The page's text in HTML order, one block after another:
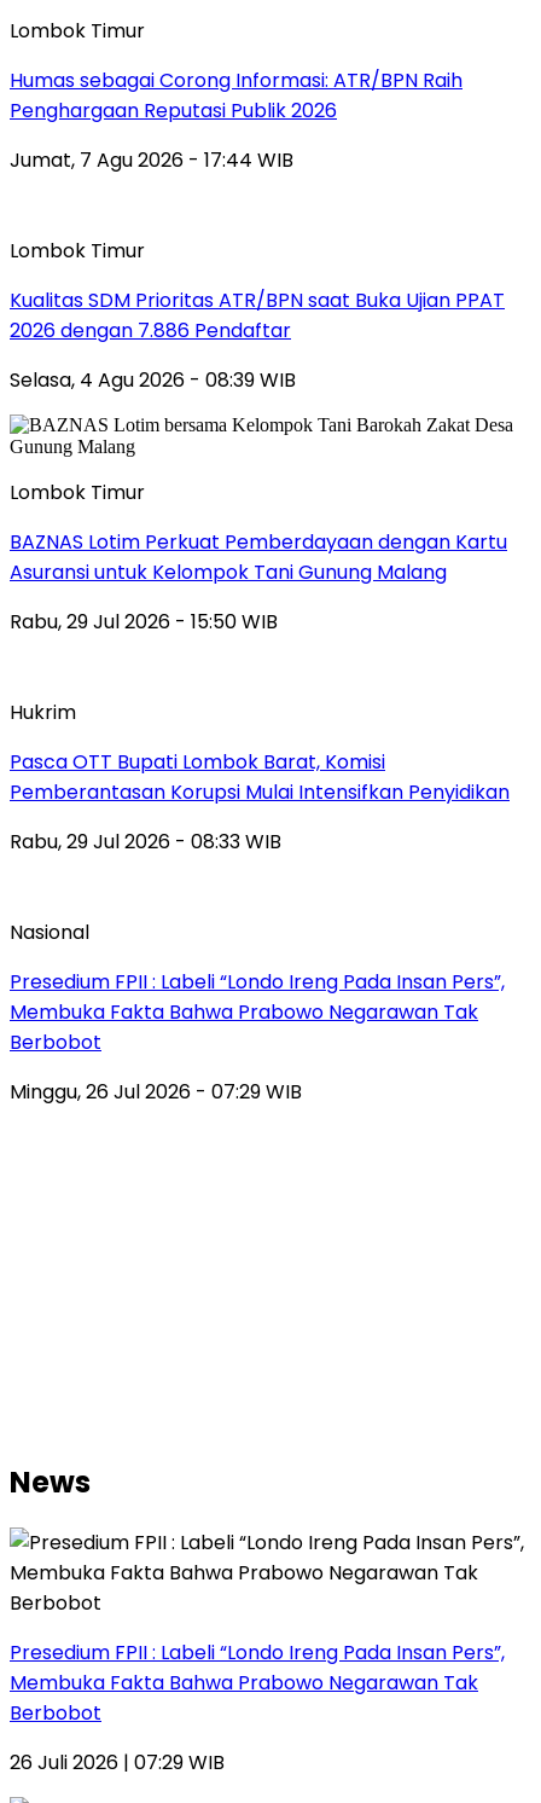
Lombok Timur
Humas sebagai Corong Informasi: ATR/BPN Raih
Penghargaan Reputasi Publik 2026
Jumat, 7 Agu 2026 - 17:44 WIB
Lombok Timur
Kualitas SDM Prioritas ATR/BPN saat Buka Ujian PPAT
2026 dengan 7.886 Pendaftar
Selasa, 4 Agu 2026 - 08:39 WIB
Lombok Timur
BAZNAS Lotim Perkuat Pemberdayaan dengan Kartu
Asuransi untuk Kelompok Tani Gunung Malang
Rabu, 29 Jul 2026 - 15:50 WIB
Hukrim
Pasca OTT Bupati Lombok Barat, Komisi
Pemberantasan Korupsi Mulai Intensifkan Penyidikan
Rabu, 29 Jul 2026 - 08:33 WIB
Nasional
Presedium FPII : Labeli “Londo Ireng Pada Insan Pers”,
Membuka Fakta Bahwa Prabowo Negarawan Tak
Berbobot
Minggu, 26 Jul 2026 - 07:29 WIB
News
Presedium FPII : Labeli “Londo Ireng Pada Insan Pers”,
Membuka Fakta Bahwa Prabowo Negarawan Tak
Berbobot
26 Juli 2026 | 07:29 WIB